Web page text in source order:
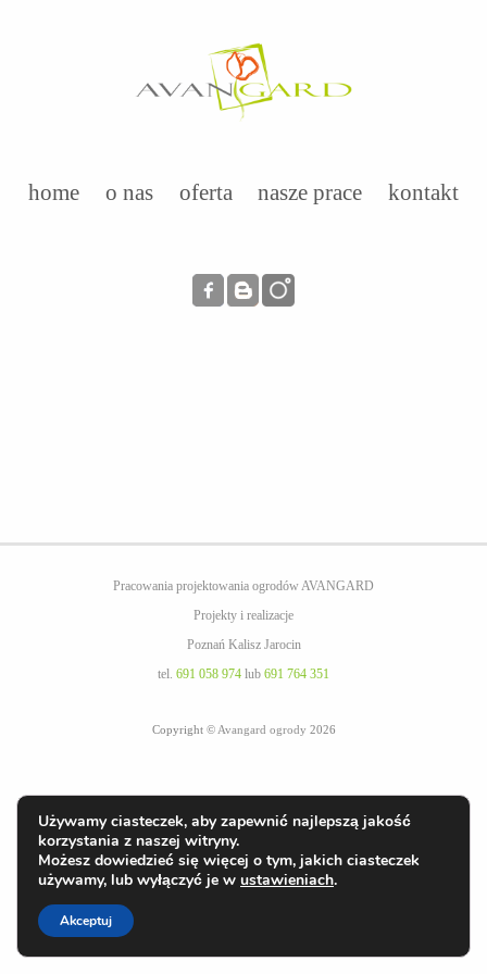
home o nas oferta nasze prace kontakt
Pracowania projektowania ogrodów AVANGARD
Projekty i realizacje
Poznań Kalisz Jarocin
tel. 691 058 974 lub 691 764 351
Copyright ©Avangard ogrody 2026
Używamy ciasteczek, aby zapewnić najlepszą jakość
korzystania z naszej witryny.
Możesz dowiedzieć się więcej o tym, jakich ciasteczek
używamy, lub wyłączyć je w ustawieniach.
Akceptuj